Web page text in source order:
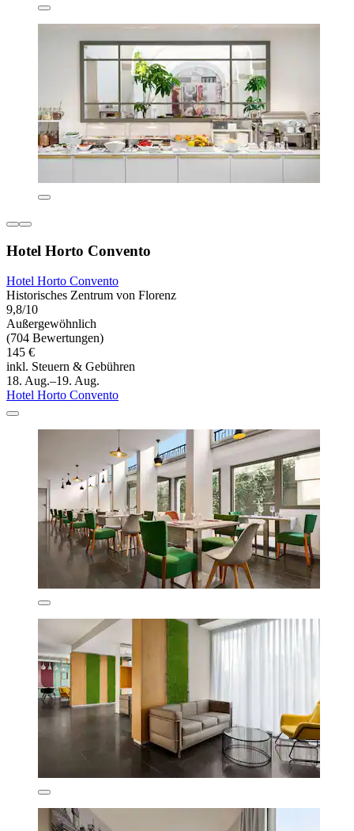
Hotel Horto Convento
Hotel Horto Convento
Historisches Zentrum von Florenz
9,8/10
Außergewöhnlich
(704 Bewertungen)
145 €
inkl. Steuern & Gebühren
18. Aug.–19. Aug.
Hotel Horto Convento